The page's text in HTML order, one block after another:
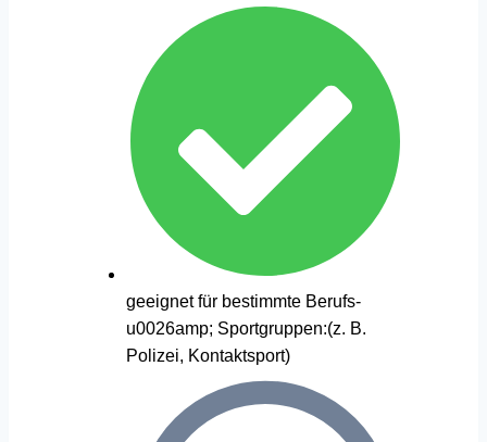
geeignet für bestimmte Berufs-
u0026amp; Sportgruppen:(z. B.
Polizei, Kontaktsport)